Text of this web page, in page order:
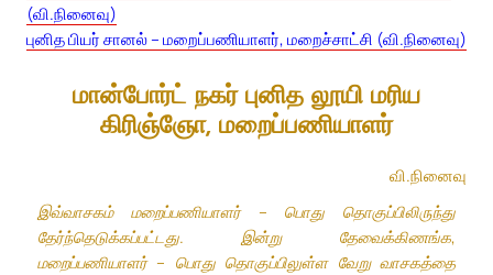
(வி.நினைவு)
புனித பியர் சானல் – மறைப்பணியாளர், மறைச்சாட்சி (வி.நினைவு)
மான்போர்ட் நகர் புனித லூயி மரிய
கிரிஞ்ஞோ, மறைப்பணியாளர்
வி.நினைவு
இவ்வாசகம் மறைப்பணியாளர் – பொது தொகுப்பிலிருந்து
தேர்ந்தெடுக்கப்பட்டது. இன்று தேவைக்கிணங்க,
மறைப்பணியாளர் – பொது தொகுப்பிலுள்ள வேறு வாசகத்தை